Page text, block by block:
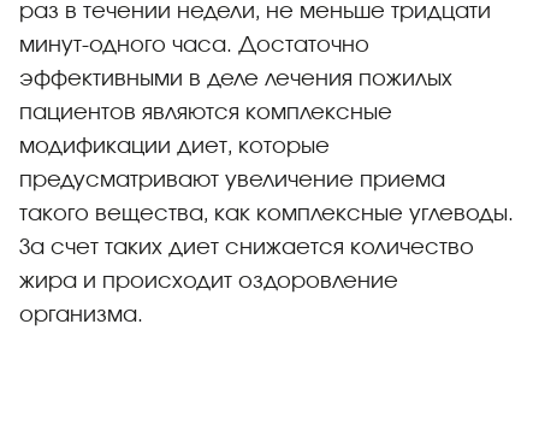
раз в течении недели, не меньше тридцати
минут-одного часа. Достаточно
эффективными в деле лечения пожилых
пациентов являются комплексные
модификации диет, которые
предусматривают увеличение приема
такого вещества, как комплексные углеводы.
За счет таких диет снижается количество
жира и происходит оздоровление
организма.